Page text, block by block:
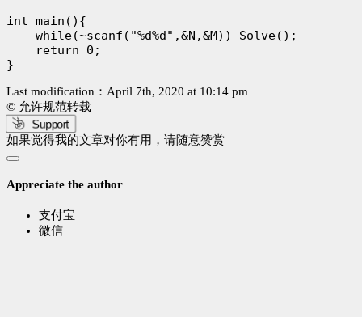
int main(){
    while(~scanf("%d%d",&N,&M)) Solve();
    return 0;
Last modification：April 7th, 2020 at 10:14 pm
© 允许规范转载
Support
如果觉得我的文章对你有用，请随意赞赏
Appreciate the author
支付宝
微信